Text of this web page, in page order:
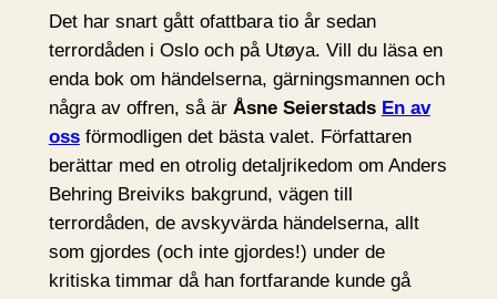
Det har snart gått ofattbara tio år sedan
terrordåden i Oslo och på Utøya. Vill du läsa en
enda bok om händelserna, gärningsmannen och
några av offren, så är Åsne Seierstads En av
ossförmodligen det bästa valet. Författaren
berättar med en otrolig detaljrikedom om Anders
Behring Breiviks bakgrund, vägen till
terrordåden, de avskyvärda händelserna, allt
som gjordes (och inte gjordes!) under de
kritiska timmar då han fortfarande kunde gå